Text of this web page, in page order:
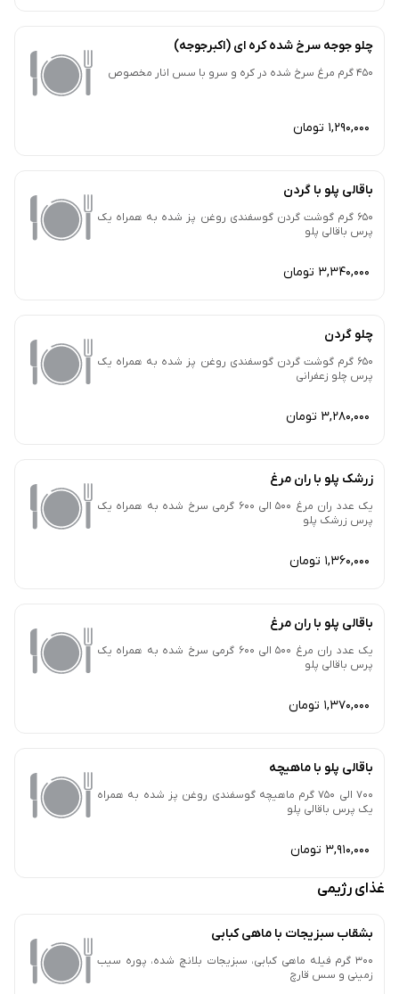
چلو جوجه سرخ شده کره ای (اکبرجوجه)
450 گرم مرغ سرخ شده در کره و سرو با سس انار مخصوص
1,290,000 تومان
باقالی پلو با گردن
650 گرم گوشت گردن گوسفندی روغن پز شده به همراه یک
پرس باقالی پلو
3,340,000 تومان
چلو گردن
650 گرم گوشت گردن گوسفندی روغن پز شده به همراه یک
پرس چلو زعفرانی
3,280,000 تومان
زرشک پلو با ران مرغ
یک عدد ران مرغ 500 الی 600 گرمی سرخ شده به همراه یک
پرس زرشک پلو
1,360,000 تومان
باقالی پلو با ران مرغ
یک عدد ران مرغ 500 الی 600 گرمی سرخ شده به همراه یک
پرس باقالی پلو
1,370,000 تومان
باقالی پلو با ماهیچه
700 الی 750 گرم ماهیچه گوسفندی روغن پز شده به همراه
یک پرس باقالی پلو
3,910,000 تومان
غذای رژیمی
بشقاب سبزیجات با ماهی کبابی
300 گرم فیله ماهی کبابی، سبزیجات بلانچ شده، پوره سیب
زمینی و سس قارچ